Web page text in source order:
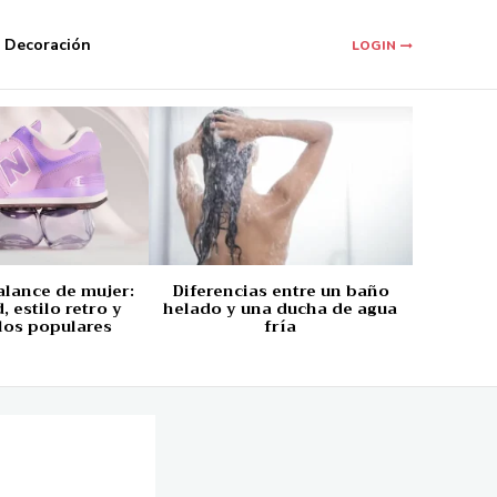
Decoración LOGIN
de mujer:
estilo retro y
populares
Diferencias entre un baño
helado y una ducha de agua
fría